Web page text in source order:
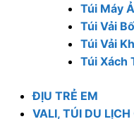
Túi Máy
Túi Vải
Túi Vải
Túi Xách
ĐỊU TRẺ EM
VALI, TÚI DU LỊCH